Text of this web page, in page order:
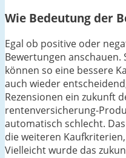
Wie Bedeutung der
Egal ob positive oder
Bewertungen anschauen.
können so eine bessere
auch wieder
Rezensionen ein zukunft
rentenversicherung-
automatisch schlecht.
die weiteren
Vielleicht wurde das